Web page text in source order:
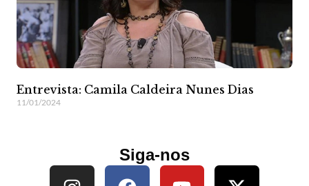
Entrevista: Camila Caldeira Nunes Dias
11/01/2024
Siga-nos